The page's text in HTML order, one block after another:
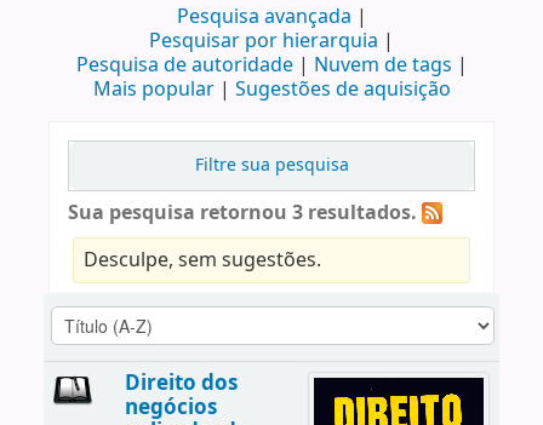
Pesquisa avançada
Pesquisar por hierarquia
Pesquisa de autoridade
Nuvem de tags
Mais popular
Sugestões de aquisição
Filtre sua pesquisa
Sua pesquisa retornou 3 resultados.
Desculpe, sem sugestões.
Direito dos
negócios